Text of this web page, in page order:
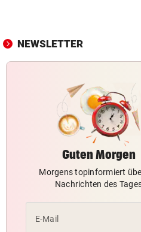
NEWSLETTER
Guten Morgen
Morgens topinformiert
Nachrichten des
E-Mail